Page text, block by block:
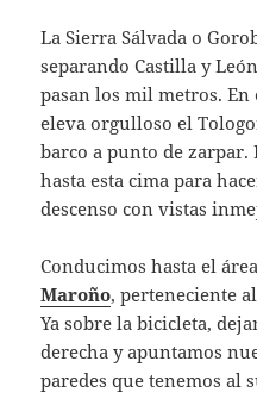
La Sierra Sálvada o
separando Castilla y
pasan los mil metros. En
eleva orgulloso el
barco a punto de
hasta esta cima para
descenso con vistas
Conducimos hasta el
Maroño, perteneciente
Ya sobre la bicicleta,
derecha y apuntamos
paredes que tenemos al